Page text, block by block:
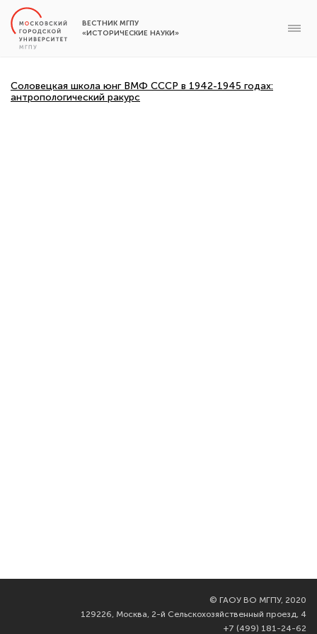
ВЕСТНИК МГПУ
«ИСТОРИЧЕСКИЕ НАУКИ»
Соловецкая школа юнг ВМФ СССР в 1942-1945 годах:
антропологический ракурс
© ГАОУ ВО МГПУ, 2020
129226, Москва, 2-й Сельскохозяйственный проезд, 4
+7 (499) 181-24-62